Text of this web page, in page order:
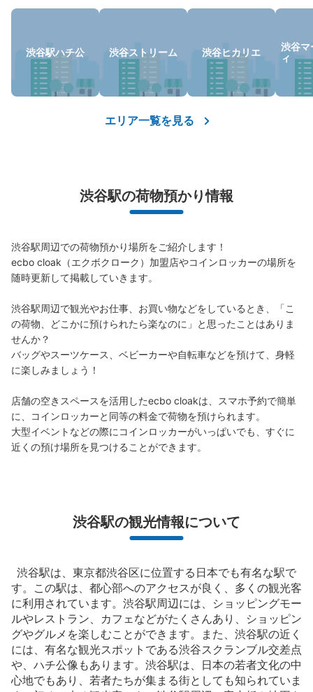
保管できる荷物数
15/ ¥700 中:15/ 小:32 / ¥400
JR渋谷駅南改札外コインロッカー
JR渋谷駅の南改札を出てすぐの左手にあります。通路を
挟んだ向かいには自動券売機があります。
保管できる荷物数
大:7/ ¥700中:7/ ¥500小:17/ ¥400
JR渋谷駅西口コインロッカー
JR渋谷駅駅から徒歩0分
本日の営業時間: 05:00 〜23:59
JR渋谷駅の南改札・東口・西口連絡通路の西口側の入口
にあります。付近にはみどりの窓口があります。
渋谷駅ハチ公 渋谷ストリーム 渋谷ヒカリエ
渋谷マ
ィ
エリア一覧を見る
渋谷駅の荷物預かり情報
渋谷駅周辺での荷物預かり場所をご紹介します！
ecbo cloak（エクボクローク）加盟店やコインロッカーの場所を
随時更新して掲載していきます。
渋谷駅周辺で観光やお仕事、お買い物などをしているとき、「こ
の荷物、どこかに預けられたら楽なのに」と思ったことはありま
せんか？
バッグやスーツケース、ベビーカーや自転車などを預けて、身軽
に楽しみましょう！
店舗の空きスペースを活用したecbo cloakは、スマホ予約で簡単
に、コインロッカーと同等の料金で荷物を預けられます。
大型イベントなどの際にコインロッカーがいっぱいでも、すぐに
近くの預け場所を見つけることができます。
渋谷駅の観光情報について
渋谷駅は、東京都渋谷区に位置する日本でも有名な駅で
す。この駅は、都心部へのアクセスが良く、多くの観光客
に利用されています。渋谷駅周辺には、ショッピングモー
ルやレストラン、カフェなどがたくさんあり、ショッピン
グやグルメを楽しむことができます。また、渋谷駅の近く
には、有名な観光スポットである渋谷スクランブル交差点
や、ハチ公像もあります。渋谷駅は、日本の若者文化の中
心地でもあり、若者たちが集まる街としても知られていま